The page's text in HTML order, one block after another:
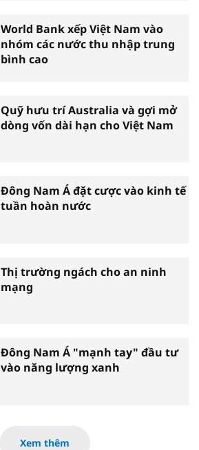
World Bank xếp Việt Nam vào
nhóm các nước thu nhập trung
bình cao
Quỹ hưu trí Australia và gợi mở
dòng vốn dài hạn cho Việt Nam
Đông Nam Á đặt cược vào kinh tế
tuần hoàn nước
Thị trường ngách cho an ninh
mạng
Đông Nam Á "mạnh tay" đầu tư
vào năng lượng xanh
Xem thêm